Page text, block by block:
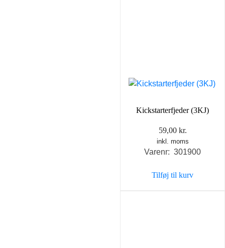
Kickstarterfjeder (3KJ)
59,00 kr.
inkl. moms
Varenr: 301900
Tilføj til kurv